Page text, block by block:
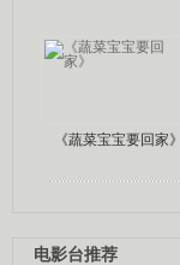
《蔬菜宝宝要回家》
电影台推荐